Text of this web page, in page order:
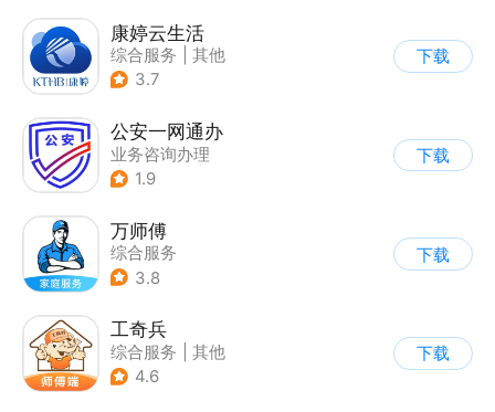
康婷云生活
综合服务
其他
| 综合商城
3.7
下载
公安一网通办
业务咨询办理
| 政企业务
1.9
下载
万师傅
综合服务
3.8
下载
工奇兵
综合服务
其他
4.6
下载